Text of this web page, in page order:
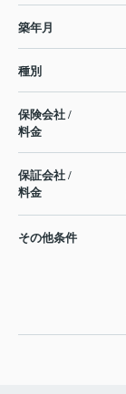
築年月
種別
保険会社 /
料金
保証会社 /
料金
その他条件